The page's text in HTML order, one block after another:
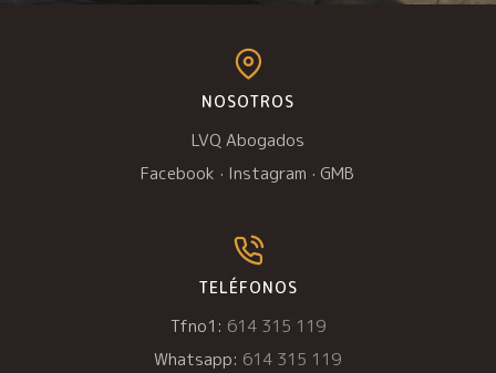
NOSOTROS
LVQ Abogados
Facebook · Instagram · GMB
TELÉFONOS
Tfno1: 614 315 119
Whatsapp: 614 315 119